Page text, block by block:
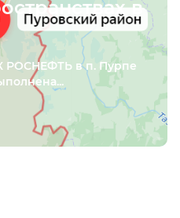
в
РОСНЕФТЬ в п. Пурпе